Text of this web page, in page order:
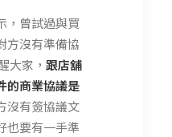
，曾試過與買
方沒有準備協
大家， 跟店舖
的商業協議是
沒有簽協議文
也要有一手準